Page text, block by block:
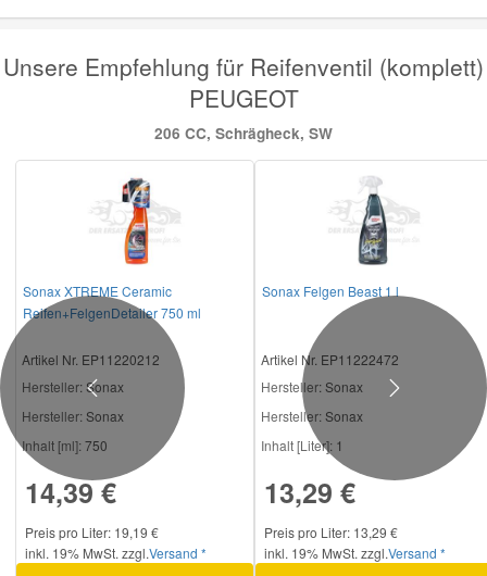
Unsere Empfehlung für Reifenventil (komplett)
PEUGEOT
206 CC, Schrägheck, SW
Sonax XTREME Ceramic
Reifen+FelgenDetailer 750 ml
Artikel Nr. EP11220212
Hersteller: Sonax
Hersteller: Sonax
Inhalt [ml]: 750
14,39 €
Preis pro Liter: 19,19 €
inkl. 19% MwSt. zzgl.Versand *
Sonax Felgen Beast 1 l
Artikel Nr. EP11222472
Hersteller: Sonax
Hersteller: Sonax
Inhalt [Liter]: 1
13,29 €
Preis pro Liter: 13,29 €
inkl. 19% MwSt. zzgl.Versand *
Previous Next